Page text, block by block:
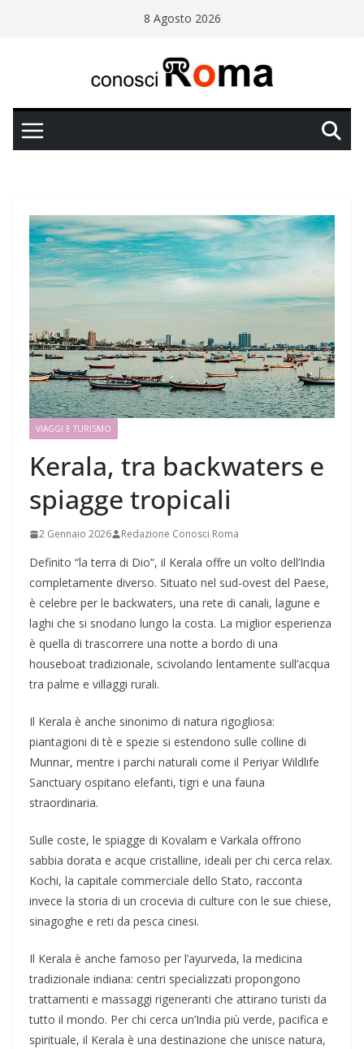
8 Agosto 2026
VIAGGI E TURISMO
Kerala, tra backwaters e
spiagge tropicali
2 Gennaio 2026 Redazione Conosci Roma
Definito “la terra di Dio”, il Kerala offre un volto dell’India
completamente diverso. Situato nel sud-ovest del Paese,
è celebre per le backwaters, una rete di canali, lagune e
laghi che si snodano lungo la costa. La miglior esperienza
è quella di trascorrere una notte a bordo di una
houseboat tradizionale, scivolando lentamente sull’acqua
tra palme e villaggi rurali.
Il Kerala è anche sinonimo di natura rigogliosa:
piantagioni di tè e spezie si estendono sulle colline di
Munnar, mentre i parchi naturali come il Periyar Wildlife
Sanctuary ospitano elefanti, tigri e una fauna
straordinaria.
Sulle coste, le spiagge di Kovalam e Varkala offrono
sabbia dorata e acque cristalline, ideali per chi cerca relax.
Kochi, la capitale commerciale dello Stato, racconta
invece la storia di un crocevia di culture con le sue chiese,
sinagoghe e reti da pesca cinesi.
Il Kerala è anche famoso per l’ayurveda, la medicina
tradizionale indiana: centri specializzati propongono
trattamenti e massaggi rigeneranti che attirano turisti da
tutto il mondo. Per chi cerca un’India più verde, pacifica e
spirituale, il Kerala è una destinazione che unisce natura,